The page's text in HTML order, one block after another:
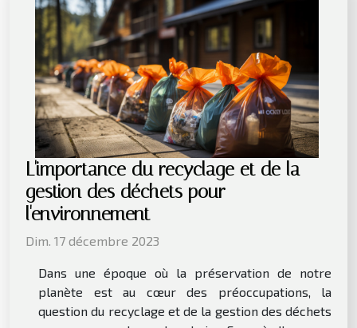
L'importance du recyclage et de la
gestion des déchets pour
l'environnement
Dim. 17 décembre 2023
Dans une époque où la préservation de notre
planète est au cœur des préoccupations, la
question du recyclage et de la gestion des déchets